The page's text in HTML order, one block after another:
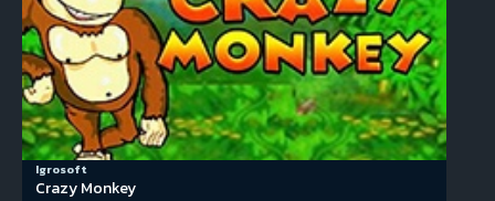
Igrosoft
Crazy Monkey